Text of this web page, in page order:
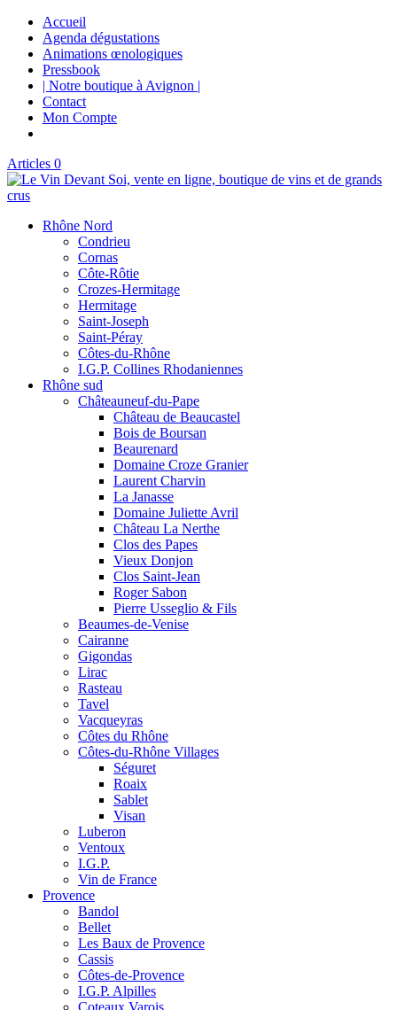
Accueil
Agenda dégustations
Animations œnologiques
Pressbook
| Notre boutique à Avignon |
Contact
Mon Compte
Articles 0
Rhône Nord
Condrieu
Cornas
Côte-Rôtie
Crozes-Hermitage
Hermitage
Saint-Joseph
Saint-Péray
Côtes-du-Rhône
I.G.P. Collines Rhodaniennes
Rhône sud
Châteauneuf-du-Pape
Château de Beaucastel
Bois de Boursan
Beaurenard
Domaine Croze Granier
Laurent Charvin
La Janasse
Domaine Juliette Avril
Château La Nerthe
Clos des Papes
Vieux Donjon
Clos Saint-Jean
Roger Sabon
Pierre Usseglio & Fils
Beaumes-de-Venise
Cairanne
Gigondas
Lirac
Rasteau
Tavel
Vacqueyras
Côtes du Rhône
Côtes-du-Rhône Villages
Séguret
Roaix
Sablet
Visan
Luberon
Ventoux
I.G.P.
Vin de France
Provence
Bandol
Bellet
Les Baux de Provence
Cassis
Côtes-de-Provence
I.G.P. Alpilles
Coteaux Varois